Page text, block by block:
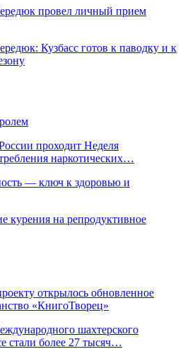
провел личный прием
Кузбасс готов к паводку и к
проходит Неделя
наркотических…
— ключ к здоровью и
курения на репродуктивное
открылось обновленное
«КнигоТворец»
шахтерского
стали более 27 тысяч…